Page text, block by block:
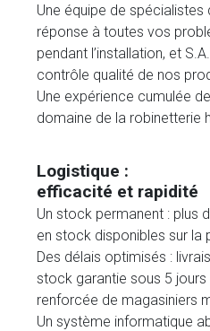
Une équipe de spécialistes
réponse à toutes vos
pendant l’installation, et
contrôle qualité de nos
Une expérience cumulée
domaine de la robinetterie
Logistique :
efficacité et rapidité
Un stock permanent : plus
en stock disponibles sur la
Des délais optimisés :
stock garantie sous 5 jours
renforcée de magasiniers
Un système informatique